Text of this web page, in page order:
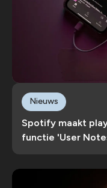
Spotify maakt
functie 'User
Nieuws